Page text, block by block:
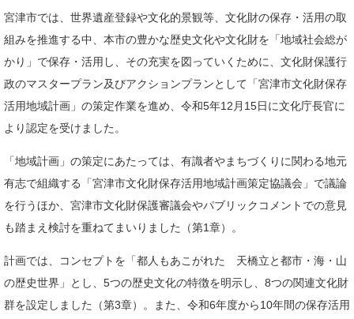
宮津市では、世界遺産登録や文化的景観等、文化財の保存・活用の取
組みを推進する中、本市の豊かな歴史文化や文化財を「地域社会総が
かり」で保存・活用し、その充実を図っていくために、文化財保護行
政のマスタープラン及びアクションプランとして「宮津市文化財保存
活用地域計画」の策定作業を進め、令和5年12月15日に文化庁長官に
より認定を受けました。
「地域計画」の策定にあたっては、有識者やまちづくりに関わる地元
有志で組織する「宮津市文化財保存活用地域計画策定協議会」で議論
を行うほか、宮津市文化財保護審議会やパブリックコメントでの意見
も踏まえ検討を重ねてまいりました（第1章）。
計画では、コンセプトを「都人もあこがれた 天橋立と都市・海・山
の歴史世界」とし、5つの歴史文化の特徴を明示し、8つの関連文化財
群を設定しました（第3章）。また、令和6年度から10年間の保存活用